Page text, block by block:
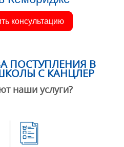
консультацию
ПОСТУПЛЕНИЯ В
С КАНЦЛЕР
наши услуги?